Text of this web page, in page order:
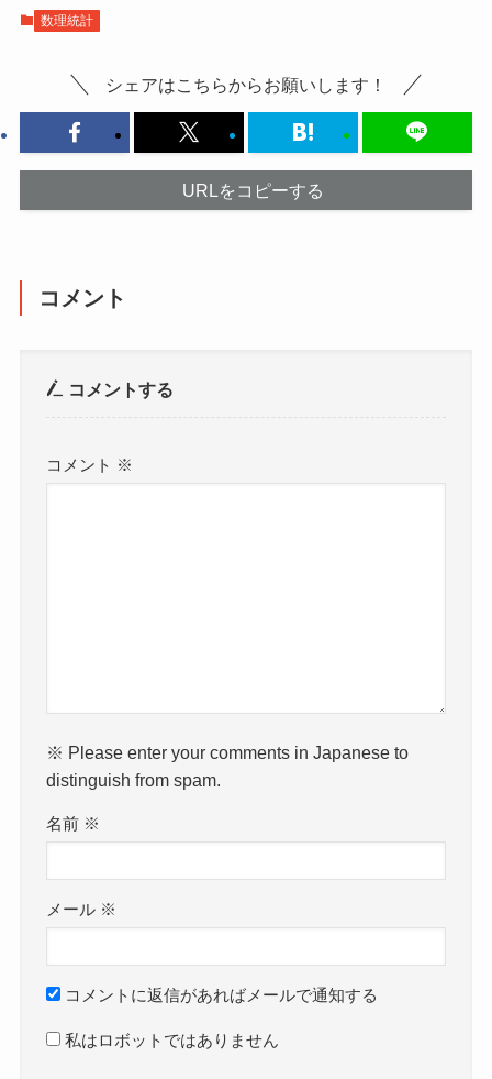
数理統計
シェアはこちらからお願いします！
URLをコピーする
コメント
コメントする
コメント ※
※ Please enter your comments in Japanese to
distinguish from spam.
名前 ※
メール ※
コメントに返信があればメールで通知する
私はロボットではありません